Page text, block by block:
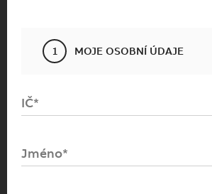
Přihlaste se
1 MOJE OSOBNÍ ÚDAJE
IČ*
Jméno*